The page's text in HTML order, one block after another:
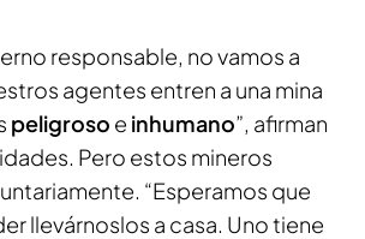
responsable, no vamos a
agentes entren a una mina
peligroso e inhumano”, afirman
Pero estos mineros
“Esperamos que
llevárnoslos a casa. Uno tiene